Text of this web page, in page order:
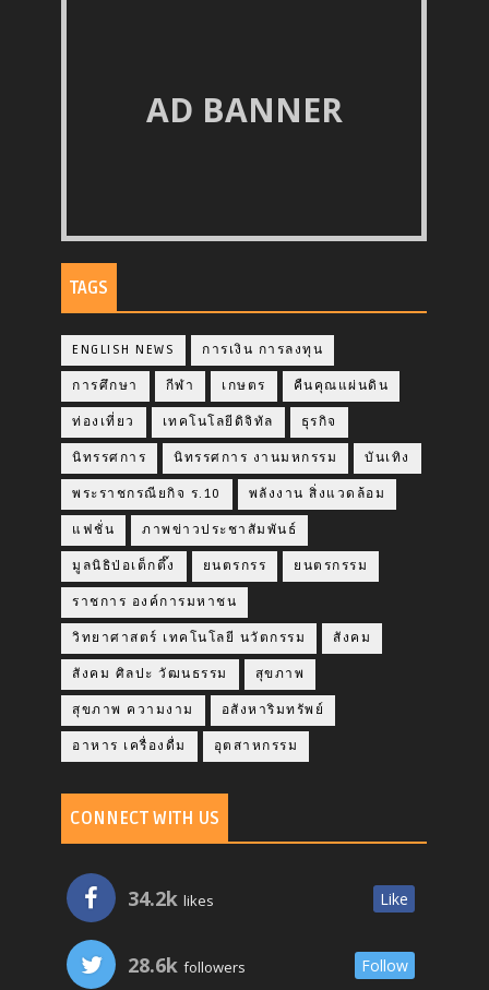
AD BANNER
TAGS
ENGLISH NEWS การเงิน การลงทุน
การศึกษา กีฬา เกษตร คืนคุณแผ่นดิน
ท่องเที่ยว เทคโนโลยีดิจิทัล ธุรกิจ
นิทรรศการ นิทรรศการ งานมหกรรม บันเทิง
พระราชกรณียกิจ ร.10 พลังงาน สิ่งแวดล้อม
แฟชั่น ภาพข่าวประชาสัมพันธ์
มูลนิธิป่อเต็กตึ๊ง ยนตรกรร ยนตรกรรม
ราชการ องค์การมหาชน
วิทยาศาสตร์ เทคโนโลยี นวัตกรรม สังคม
สังคม ศิลปะ วัฒนธรรม สุขภาพ
สุขภาพ ความงาม อสังหาริมทรัพย์
อาหาร เครื่องดื่ม อุตสาหกรรม
CONNECT WITH US
34.2k likes Like
28.6k followers Follow